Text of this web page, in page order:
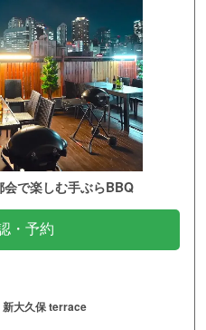
で楽しむ手ぶらBBQ
・予約
新大久保 terrace